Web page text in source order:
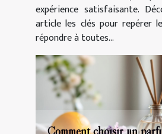
expérience satisfaisante.
article les clés pour repérer
répondre à toutes...
Comment choisir un